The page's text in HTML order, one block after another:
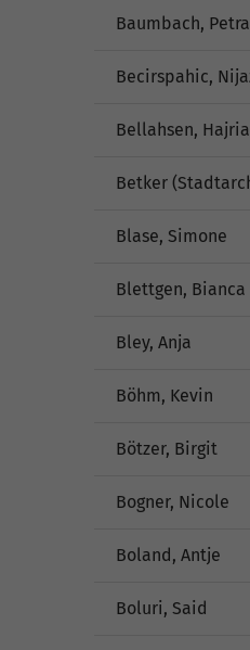
Baumbach, Petra
Becirspahic,
Bellahsen, Hajria
Betker
Blase, Simone
Blettgen,
Bley, Anja
Böhm, Kevin
Bötzer, Birgit
Bogner, Nicole
Boland, Antje
Boluri, Said